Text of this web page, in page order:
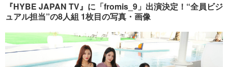
音楽 スポーツ
ショッピング その他
ペット ショッピング
その他
プッシュ通知の停止方法
『HYBE JAPAN TV』に「fromis_9」出演決定！“全員ビジ
ュアル担当”の8人組 1枚目の写真・画像